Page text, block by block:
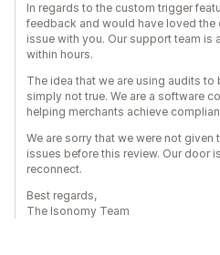
In regards to the custom trigger
feedback and would have loved the
issue with you. Our support team is
within hours.
The idea that we are using audits
simply not true. We are a software
helping merchants achieve
We are sorry that we were not
issues before this review. Our door
reconnect.
Best regards,
The Isonomy Team